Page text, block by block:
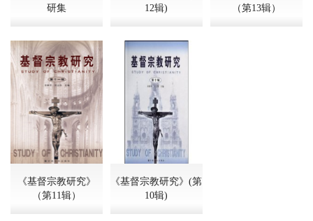
研集
12辑)
（第13辑）
《基督宗教研究》
（第11辑）
《基督宗教研究》(第
10辑)